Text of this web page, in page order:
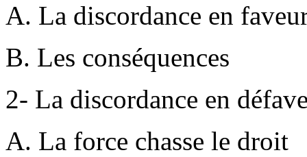
A. La discordance en
B. Les conséquences
2- La discordance en
A. La force chasse le droit